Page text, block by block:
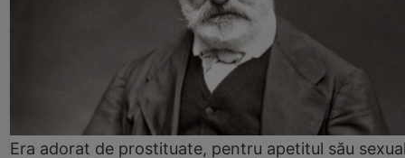
Era adorat de prostituate, pentru apetitul său